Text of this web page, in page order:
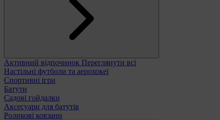
Активний відпочинок Переглянути всі
Настільні футболи та аерохокеї
Спортивні ігри
Батути
Садові гойдалки
Аксесуари для батутів
Роликові ковзани